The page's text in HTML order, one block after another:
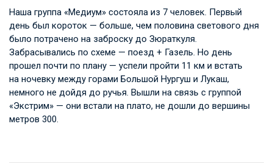
Наша группа «Медиум» состояла из 7 человек. Первый
день был короток — больше, чем половина светового дня
было потрачено на заброску до Зюраткуля.
Забрасывались по схеме — поезд + Газель. Но день
прошел почти по плану — успели пройти 11 км и встать
на ночевку между горами Большой Нургуш и Лукаш,
немного не дойдя до ручья. Вышли на связь с группой
«Экстрим» — они встали на плато, не дошли до вершины
метров 300.